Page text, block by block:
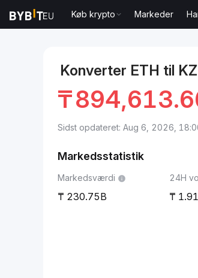
Køb krypto Markeder
Konverter ETH til
₸
Sidst opdateret: Aug 6, 2026,
Markedsstatistik
Markedsværdi
230.75B
24H